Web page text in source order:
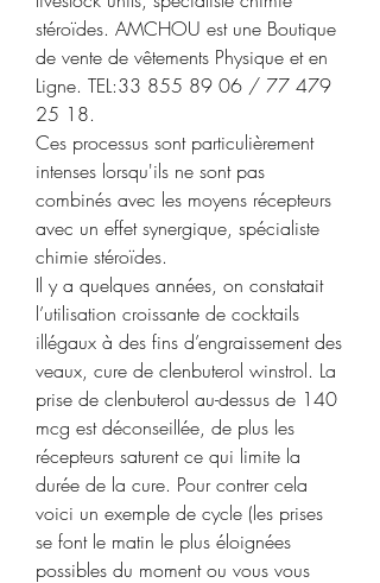
stéroïdes. AMCHOU est une Boutique
de vente de vêtements Physique et en
Ligne. TEL:33 855 89 06 / 77 479
25 18.
Ces processus sont particulièrement
intenses lorsqu'ils ne sont pas
combinés avec les moyens récepteurs
avec un effet synergique, spécialiste
chimie stéroïdes.
Il y a quelques années, on constatait
l’utilisation croissante de cocktails
illégaux à des fins d’engraissement des
veaux, cure de clenbuterol winstrol. La
prise de clenbuterol au-dessus de 140
mcg est déconseillée, de plus les
récepteurs saturent ce qui limite la
durée de la cure. Pour contrer cela
voici un exemple de cycle (les prises
se font le matin le plus éloignées
possibles du moment ou vous vous